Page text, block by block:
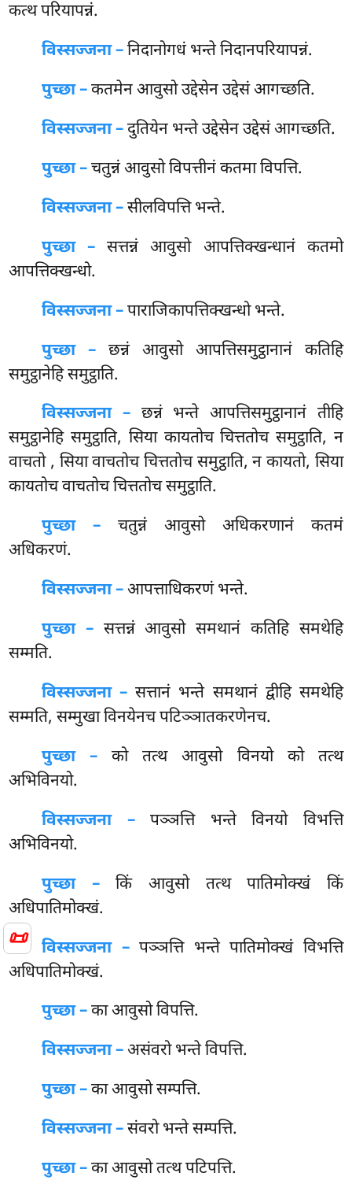
📜
कत्थ परियापन्नं.
विस्सज्जना –निदानोगधं भन्ते निदानपरियापन्नं.
पुच्छा –कतमेनआवुसो उद्देसेन उद्देसं आगच्छति.
विस्सज्जना –दुतियेन भन्ते उद्देसेन उद्देसं आगच्छति.
पुच्छा –चतुन्नं आवुसो विपत्तीनं कतमा विपत्ति.
विस्सज्जना –सीलविपत्ति भन्ते.
पुच्छा – सत्तन्नं आवुसो आपत्तिक्खन्धानं कतमो
आपत्तिक्खन्धो.
विस्सज्जना –पाराजिकापत्तिक्खन्धो भन्ते.
पुच्छा –छन्नं आवुसो आपत्तिसमुट्ठानानं कतिहि
समुट्ठानेहि समुट्ठाति.
विस्सज्जना –छन्नं भन्ते आपत्तिसमुट्ठानानं तीहि
समुट्ठानेहि समुट्ठाति, सिया कायतोच चित्ततोच समुट्ठाति, न
वाचतो , सिया वाचतोच चित्ततोच समुट्ठाति, न कायतो, सिया
कायतोच वाचतोच चित्ततोच समुट्ठाति.
पुच्छा –चतुन्नं आवुसो अधिकरणानं कतमं
अधिकरणं.
विस्सज्जना –आपत्ताधिकरणं भन्ते.
पुच्छा –सत्तन्नंआवुसो समथानं कतिहि समथेहि
सम्मति.
विस्सज्जना – सत्तानं भन्ते समथानं द्वीहि समथेहि
सम्मति, सम्मुखा विनयेनच पटिञ्ञातकरणेनच.
पुच्छा – को तत्थ आवुसो विनयो को तत्थ
अभिविनयो.
विस्सज्जना –पञ्ञत्ति भन्ते विनयो विभत्ति
अभिविनयो.
पुच्छा –किं आवुसो तत्थ पातिमोक्खं किं
अधिपातिमोक्खं.
विस्सज्जना –पञ्ञत्ति भन्ते पातिमोक्खं विभत्ति
अधिपातिमोक्खं.
पुच्छा –काआवुसो विपत्ति.
विस्सज्जना –असंवरो भन्ते विपत्ति.
पुच्छा –का आवुसो सम्पत्ति.
विस्सज्जना –संवरो भन्ते सम्पत्ति.
पुच्छा –का आवुसो तत्थ पटिपत्ति.